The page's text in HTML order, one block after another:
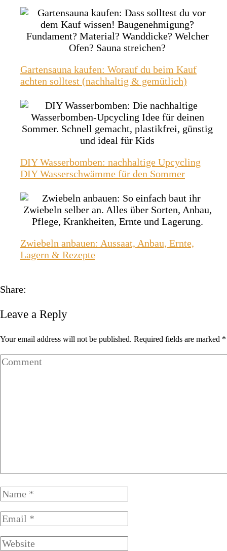
Gartensauna kaufen: Worauf du beim Kauf
achten solltest (nachhaltig & gemütlich)
DIY Wasserbomben: nachhaltige Upcycling
DIY Wasserschwämme für den Sommer
Zwiebeln anbauen: Aussaat, Anbau, Ernte,
Lagern & Rezepte
Share:
Leave a Reply
Your email address will not be published. Required fields are marked *